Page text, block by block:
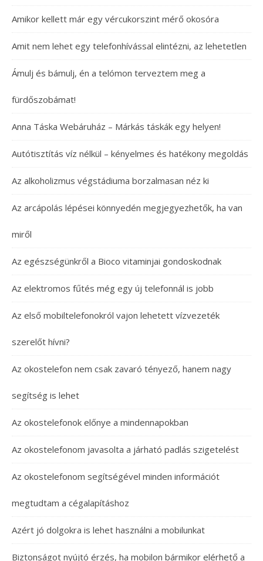
Amikor kellett már egy vércukorszint mérő okosóra
Amit nem lehet egy telefonhívással elintézni, az lehetetlen
Ámulj és bámulj, én a telómon terveztem meg a
fürdőszobámat!
Anna Táska Webáruház – Márkás táskák egy helyen!
Autótisztítás víz nélkül – kényelmes és hatékony megoldás
Az alkoholizmus végstádiuma borzalmasan néz ki
Az arcápolás lépései könnyedén megjegyezhetők, ha van
miről
Az egészségünkről a Bioco vitaminjai gondoskodnak
Az elektromos fűtés még egy új telefonnál is jobb
Az első mobiltelefonokról vajon lehetett vízvezeték
szerelőt hívni?
Az okostelefon nem csak zavaró tényező, hanem nagy
segítség is lehet
Az okostelefonok előnye a mindennapokban
Az okostelefonom javasolta a járható padlás szigetelést
Az okostelefonom segítségével minden információt
megtudtam a cégalapításhoz
Azért jó dolgokra is lehet használni a mobilunkat
Biztonságot nyújtó érzés, ha mobilon bármikor elérhető a